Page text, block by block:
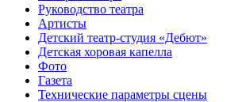
Руководство театра
Артисты
Детский театр-студия «Дебют»
Детская хоровая капелла
Фото
Газета
Технические параметры сцены